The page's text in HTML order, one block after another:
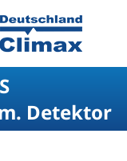
Detektor